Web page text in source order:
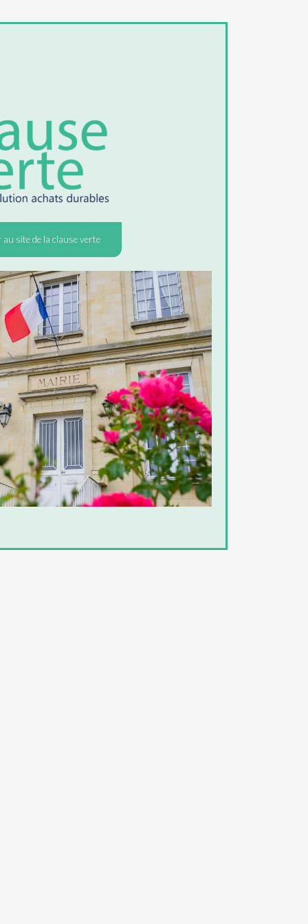
au site de la clause verte